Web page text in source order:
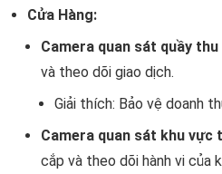
Cửa Hàng:
Camera quan sát quầy thu
và theo dõi giao dịch.
Giải thích: Bảo vệ doanh
Camera quan sát khu vực
cắp và theo dõi hành vi của